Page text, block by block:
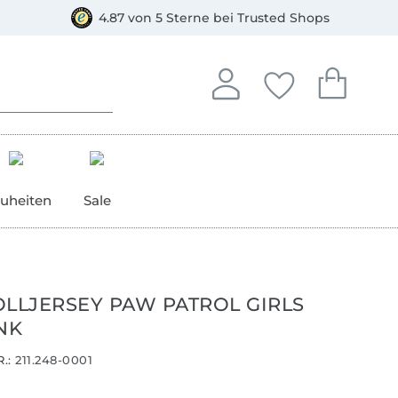
4.87 von 5 Sterne bei Trusted Shops
Anmelden
In deinem Konto
Deine
Du hast keine
Dein
Du hast
Sale
PAW PATROL GIRLS
211.248-0001